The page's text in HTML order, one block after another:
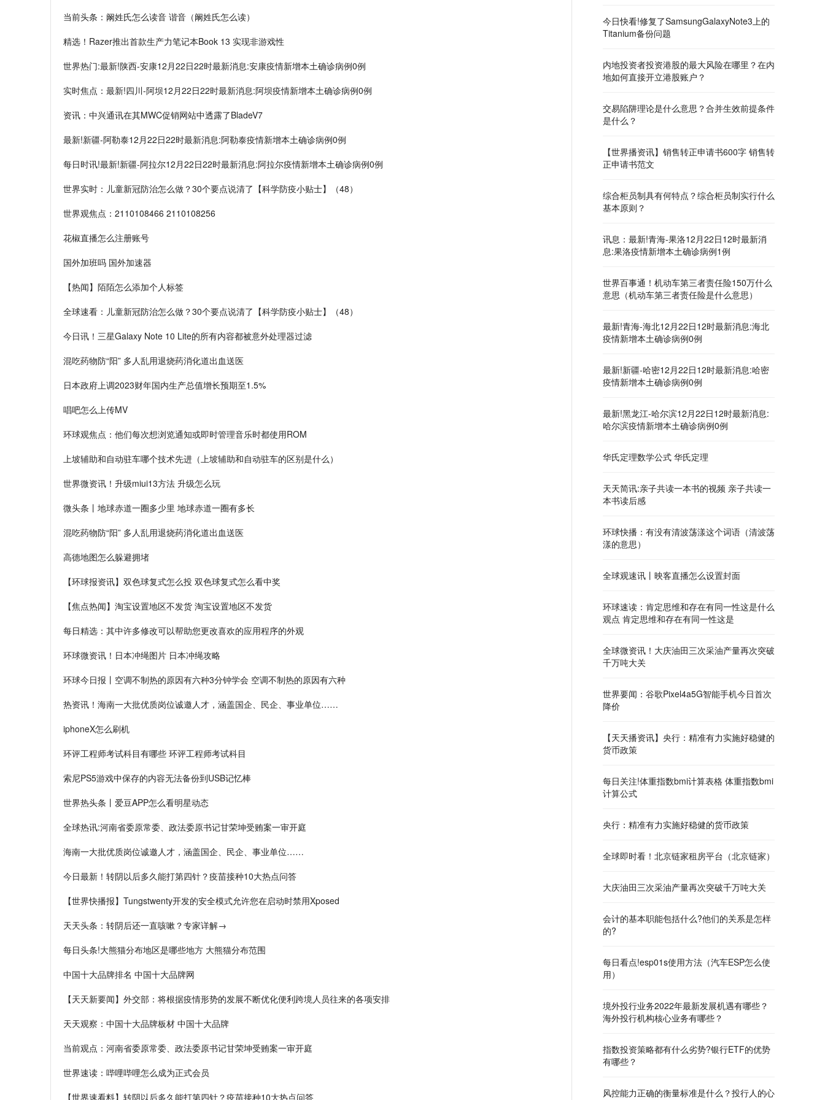
当前头条：阚姓氏怎么读音 谐音（阚姓氏怎么读）
精选！Razer推出首款生产力笔记本Book 13 实现非游戏性
世界热门:最新!陕西-安康12月22日22时最新消息:安康疫情新增本土确诊病例0例
实时焦点：最新!四川-阿坝12月22日22时最新消息:阿坝疫情新增本土确诊病例0例
资讯：中兴通讯在其MWC促销网站中透露了BladeV7
最新!新疆-阿勒泰12月22日22时最新消息:阿勒泰疫情新增本土确诊病例0例
每日时讯!最新!新疆-阿拉尔12月22日22时最新消息:阿拉尔疫情新增本土确诊病例0例
世界实时：儿童新冠防治怎么做？30个要点说清了【科学防疫小贴士】（48）
世界观焦点：2110108466 2110108256
花椒直播怎么注册账号
国外加班吗 国外加速器
【热闻】陌陌怎么添加个人标签
全球速看：儿童新冠防治怎么做？30个要点说清了【科学防疫小贴士】（48）
今日讯！三星Galaxy Note 10 Lite的所有内容都被意外处理器过滤
混吃药物防“阳” 多人乱用退烧药消化道出血送医
日本政府上调2023财年国内生产总值增长预期至1.5%
唱吧怎么上传MV
环球观焦点：他们每次想浏览通知或即时管理音乐时都使用ROM
上坡辅助和自动驻车哪个技术先进（上坡辅助和自动驻车的区别是什么）
世界微资讯！升级miui13方法 升级怎么玩
微头条丨地球赤道一圈多少里 地球赤道一圈有多长
混吃药物防“阳” 多人乱用退烧药消化道出血送医
高德地图怎么躲避拥堵
【环球报资讯】双色球复式怎么投 双色球复式怎么看中奖
【焦点热闻】淘宝设置地区不发货 淘宝设置地区不发货
每日精选：其中许多修改可以帮助您更改喜欢的应用程序的外观
环球微资讯！日本冲绳图片 日本冲绳攻略
环球今日报丨空调不制热的原因有六种3分钟学会 空调不制热的原因有六种
热资讯！海南一大批优质岗位诚邀人才，涵盖国企、民企、事业单位……
iphoneX怎么刷机
环评工程师考试科目有哪些 环评工程师考试科目
索尼PS5游戏中保存的内容无法备份到USB记忆棒
世界热头条丨爱豆APP怎么看明星动态
全球热讯:河南省委原常委、政法委原书记甘荣坤受贿案一审开庭
海南一大批优质岗位诚邀人才，涵盖国企、民企、事业单位……
今日最新！转阴以后多久能打第四针？疫苗接种10大热点问答
【世界快播报】Tungstwenty开发的安全模式允许您在启动时禁用Xposed
天天头条：转阴后还一直咳嗽？专家详解→
每日头条!大熊猫分布地区是哪些地方 大熊猫分布范围
中国十大品牌排名 中国十大品牌网
【天天新要闻】外交部：将根据疫情形势的发展不断优化便利跨境人员往来的各项安排
天天观察：中国十大品牌板材 中国十大品牌
当前观点：河南省委原常委、政法委原书记甘荣坤受贿案一审开庭
世界速读：哔哩哔哩怎么成为正式会员
【世界速看料】转阴以后多久能打第四针？疫苗接种10大热点问答
今日快看!修复了SamsungGalaxyNote3上的
Titanium备份问题
内地投资者投资港股的最大风险在哪里？在内
地如何直接开立港股账户？
交易陷阱理论是什么意思？合并生效前提条件
是什么？
【世界播资讯】销售转正申请书600字 销售转
正申请书范文
综合柜员制具有何特点？综合柜员制实行什么
基本原则？
讯息：最新!青海-果洛12月22日12时最新消
息:果洛疫情新增本土确诊病例1例
世界百事通！机动车第三者责任险150万什么
意思（机动车第三者责任险是什么意思）
最新!青海-海北12月22日12时最新消息:海北
疫情新增本土确诊病例0例
最新!新疆-哈密12月22日12时最新消息:哈密
疫情新增本土确诊病例0例
最新!黑龙江-哈尔滨12月22日12时最新消息:
哈尔滨疫情新增本土确诊病例0例
华氏定理数学公式 华氏定理
天天简讯:亲子共读一本书的视频 亲子共读一
本书读后感
环球快播：有没有清波荡漾这个词语（清波荡
漾的意思）
全球观速讯丨映客直播怎么设置封面
环球速读：肯定思维和存在有同一性这是什么
观点 肯定思维和存在有同一性这是
全球微资讯！大庆油田三次采油产量再次突破
千万吨大关
世界要闻：谷歌Pixel4a5G智能手机今日首次
降价
【天天播资讯】央行：精准有力实施好稳健的
货币政策
每日关注!体重指数bmi计算表格 体重指数bmi
计算公式
央行：精准有力实施好稳健的货币政策
全球即时看！北京链家租房平台（北京链家）
大庆油田三次采油产量再次突破千万吨大关
会计的基本职能包括什么?他们的关系是怎样
的?
每日看点!esp01s使用方法（汽车ESP怎么使
用）
境外投行业务2022年最新发展机遇有哪些？
海外投行机构核心业务有哪些？
指数投资策略都有什么劣势?银行ETF的优势
有哪些？
风控能力正确的衡量标准是什么？投行人的心